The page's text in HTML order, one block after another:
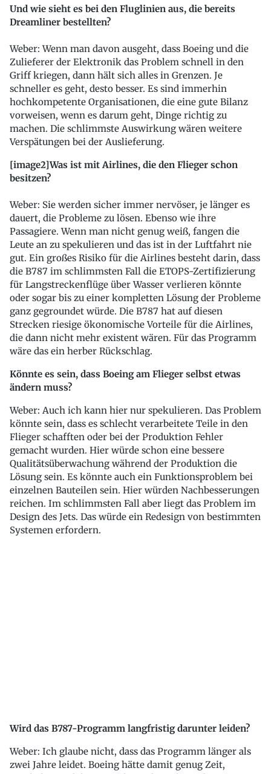
Und wie sieht es bei den Fluglinien aus, die bereits
Dreamliner bestellten?
Weber: Wenn man davon ausgeht, dass Boeing und die
Zulieferer der Elektronik das Problem schnell in den
Griff kriegen, dann hält sich alles in Grenzen. Je
schneller es geht, desto besser. Es sind immerhin
hochkompetente Organisationen, die eine gute Bilanz
vorweisen, wenn es darum geht, Dinge richtig zu
machen. Die schlimmste Auswirkung wären weitere
Verspätungen bei der Auslieferung.
[image2]Was ist mit Airlines, die den Flieger schon
besitzen?
Weber: Sie werden sicher immer nervöser, je länger es
dauert, die Probleme zu lösen. Ebenso wie ihre
Passagiere. Wenn man nicht genug weiß, fangen die
Leute an zu spekulieren und das ist in der Luftfahrt nie
gut. Ein großes Risiko für die Airlines besteht darin, dass
die B787 im schlimmsten Fall die ETOPS-Zertifizierung
für Langstreckenflüge über Wasser verlieren könnte
oder sogar bis zu einer kompletten Lösung der Probleme
ganz gegroundet würde. Die B787 hat auf diesen
Strecken riesige ökonomische Vorteile für die Airlines,
die dann nicht mehr existent wären. Für das Programm
wäre das ein herber Rückschlag.
Könnte es sein, dass Boeing am Flieger selbst etwas
ändern muss?
Weber: Auch ich kann hier nur spekulieren. Das Problem
könnte sein, dass es schlecht verarbeitete Teile in den
Flieger schafften oder bei der Produktion Fehler
gemacht wurden. Hier würde schon eine bessere
Qualitätsüberwachung während der Produktion die
Lösung sein. Es könnte auch ein Funktionsproblem bei
einzelnen Bauteilen sein. Hier würden Nachbesserungen
reichen. Im schlimmsten Fall aber liegt das Problem im
Design des Jets. Das würde ein Redesign von bestimmten
Systemen erfordern.
Wird das B787-Programm langfristig darunter leiden?
Weber: Ich glaube nicht, dass das Programm länger als
zwei Jahre leidet. Boeing hätte damit genug Zeit,